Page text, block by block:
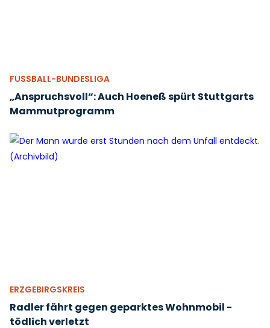
FUSSBALL-BUNDESLIGA
„Anspruchsvoll“: Auch Hoeneß spürt Stuttgarts
Mammutprogramm
ERZGEBIRGSKREIS
Radler fährt gegen geparktes Wohnmobil -
tödlich verletzt